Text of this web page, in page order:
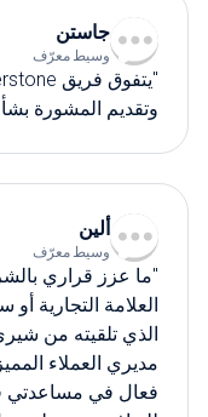
جاستن
وسيط معرّف
وتقديم المشورة بشأن
ألين
وسيط معرّف
العلامة التجارية
الذي تلقيته من
مديري العملاء
فعال في مساعدتي